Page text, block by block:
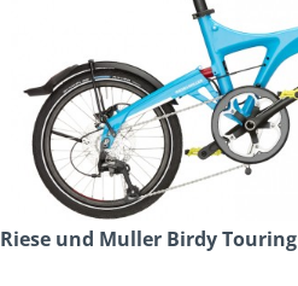
Riese und Muller Birdy Touring